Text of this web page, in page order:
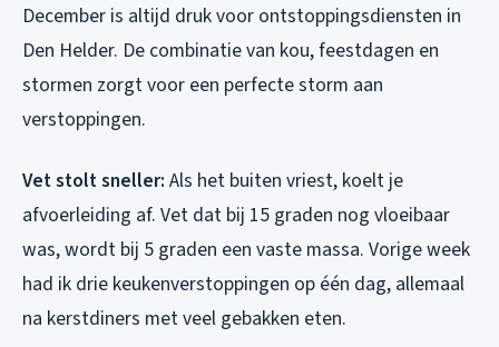
December is altijd druk voor ontstoppingsdiensten in
Den Helder. De combinatie van kou, feestdagen en
stormen zorgt voor een perfecte storm aan
verstoppingen.
Vet stolt sneller: Als het buiten vriest, koelt je
afvoerleiding af. Vet dat bij 15 graden nog vloeibaar
was, wordt bij 5 graden een vaste massa. Vorige week
had ik drie keukenverstoppingen op één dag, allemaal
na kerstdiners met veel gebakken eten.